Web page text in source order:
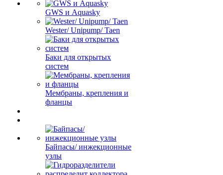
GWS и Aquasky
Wester/ Unipump/ Taen
Баки для открытых
систем
Мембраны, крепления и
фланцы
Байпасы/ инжекционные
узлы